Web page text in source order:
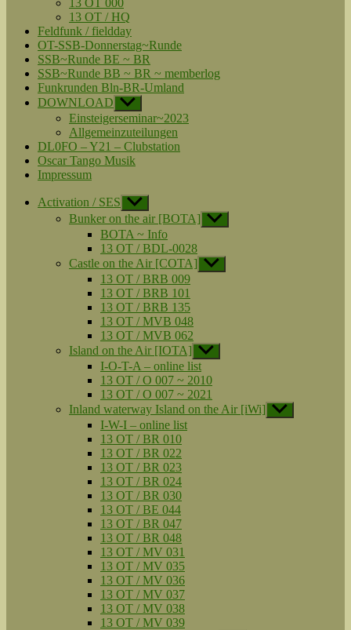
13 OT 000
13 OT / HQ
Feldfunk / fieldday
OT-SSB-Donnerstag~Runde
SSB~Runde BE ~ BR
SSB~Runde BB ~ BR ~ memberlog
Funkrunden Bln-BR-Umland
DOWNLOAD Untermenü
anzeigen
Einsteigerseminar~2023
Allgemeinzuteilungen
DL0FO – Y21 – Clubstation
Oscar Tango Musik
Impressum
Activation / SES Untermenü
anzeigen
Bunker on the air [BOTA] Untermenü
anzeigen
BOTA ~ Info
13 OT / BDL-0028
Castle on the Air [COTA] Untermenü
anzeigen
13 OT / BRB 009
13 OT / BRB 101
13 OT / BRB 135
13 OT / MVB 048
13 OT / MVB 062
Island on the Air [IOTA] Untermenü
anzeigen
I-O-T-A – online list
13 OT / O 007 ~ 2010
13 OT / O 007 ~ 2021
Inland waterway Island on the Air [iWi] Untermenü
anzeigen
I-W-I – online list
13 OT / BR 010
13 OT / BR 022
13 OT / BR 023
13 OT / BR 024
13 OT / BR 030
13 OT / BE 044
13 OT / BR 047
13 OT / BR 048
13 OT / MV 031
13 OT / MV 035
13 OT / MV 036
13 OT / MV 037
13 OT / MV 038
13 OT / MV 039